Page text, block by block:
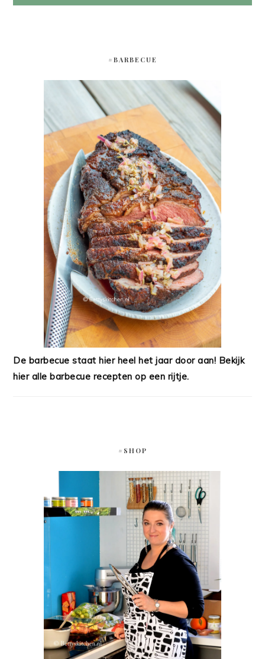
#BARBECUE
De barbecue staat hier heel het jaar door aan! Bekijk
hier alle barbecue recepten op een rijtje.
#SHOP